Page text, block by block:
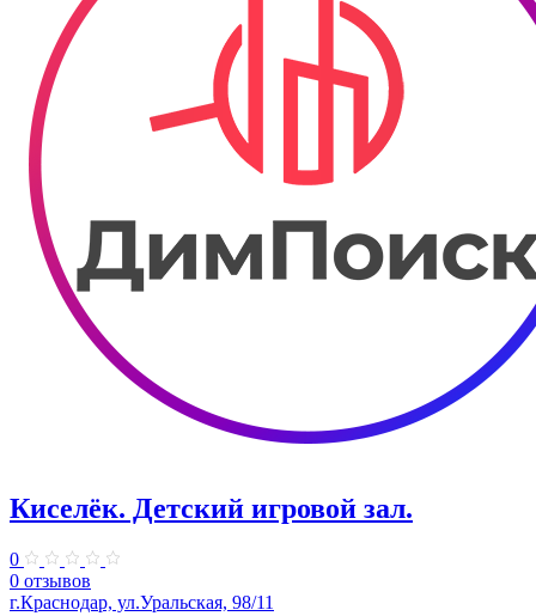
Киселёк. ​Детский игровой зал.
0
0 отзывов
г.Краснодар, ул.Уральская, 98/11